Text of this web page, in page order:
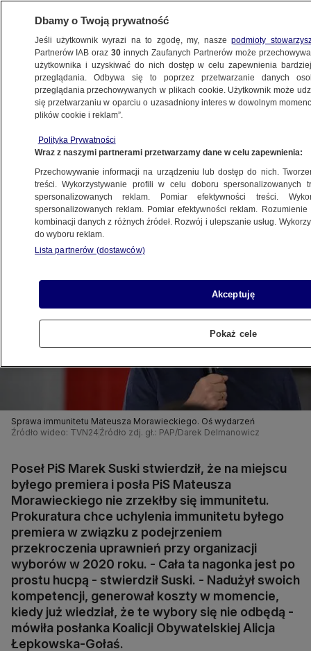
POLSKA
immunitetu". Suski: ja bym tak nie zrobił
17.01.2025, 14:05
Udostępnij
Sprawa immunitetu Mateusza Morawieckiego. Oś wydarzeń
Źródło wideo: TVN24 Źródło zdj. gł.: PAP/Darek Delmanowicz
Poseł PiS Marek Suski stwierdził, że na miejscu
byłego premiera i posła PiS Mateusza
Morawieckiego nie zrzekłby się immunitetu.
Prokuratura chce uchylenia immunitetu byłego
premiera w związku z podejrzeniem
przekroczenia uprawnień przy organizacji
wyborów w 2020 roku. - Cała ta nagonka jest po
prostu hucpą - stwierdził Suski. - Nadużył swoich
kompetencji, generował koszty w momencie,
kiedy już wiedział, że te wybory się nie odbędą -
mówiła posłanka Koalicji Obywatelskiej Alicja
Łepkowska-Gołaś.
Dbamy o Twoją prywatność
Jeśli użytkownik wyrazi na to zgodę, my, naszepodmioty
Partnerów IAB oraz30 innych Zaufanych Partnerów może
użytkownika i uzyskiwać do nich dostęp w celu zapewnienia
przeglądania. Odbywa się to poprzez przetwarzanie danych
przeglądania przechowywanych w plikach cookie. Użytkownik może
się przetwarzaniu w oparciu o uzasadniony interes w dowolnym
plików cookie i reklam”.
Polityka Prywatności
Wraz z naszymi partnerami przetwarzamy dane w celu zapewnienia:
Przechowywanie informacji na urządzeniu lub dostęp do nich.
treści. Wykorzystywanie profili w celu doboru spersonalizowanych
spersonalizowanych reklam. Pomiar efektywności treści.
spersonalizowanych reklam. Pomiar efektywności reklam.
kombinacji danych z różnych źródeł. Rozwój i ulepszanie usług.
do wyboru reklam.
Lista partnerów (dostawców)
Akceptuję
Pokaż cele